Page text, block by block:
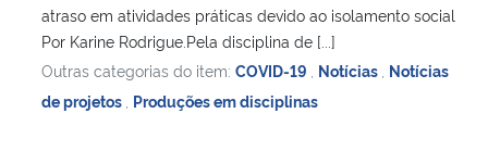
atraso em atividades práticas devido ao isolamento social
Por Karine Rodrigue.Pela disciplina de [...]
Outras categorias do item: COVID-19 Notícias Notícias
de projetos Produções em disciplinas